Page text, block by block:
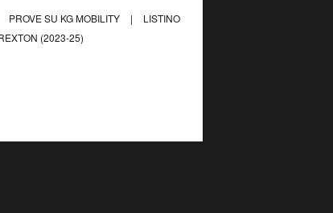
PROVE SU KG MOBILITY |
LISTINO
(2023-25)